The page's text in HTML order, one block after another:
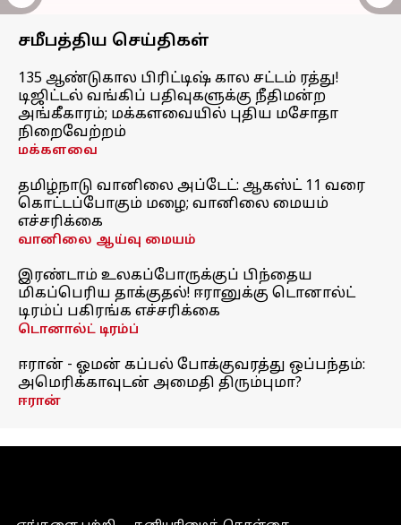
சமீபத்திய செய்திகள்
135 ஆண்டுகால பிரிட்டிஷ் கால சட்டம் ரத்து!
டிஜிட்டல் வங்கிப் பதிவுகளுக்கு நீதிமன்ற
அங்கீகாரம்; மக்களவையில் புதிய மசோதா
நிறைவேற்றம்
மக்களவை
தமிழ்நாடு வானிலை அப்டேட்: ஆகஸ்ட் 11 வரை
கொட்டப்போகும் மழை; வானிலை மையம்
எச்சரிக்கை
வானிலை ஆய்வு மையம்
இரண்டாம் உலகப்போருக்குப் பிந்தைய
மிகப்பெரிய தாக்குதல்! ஈரானுக்கு டொனால்ட்
டிரம்ப் பகிரங்க எச்சரிக்கை
டொனால்ட் டிரம்ப்
ஈரான் - ஓமன் கப்பல் போக்குவரத்து ஒப்பந்தம்:
அமெரிக்காவுடன் அமைதி திரும்புமா?
ஈரான்